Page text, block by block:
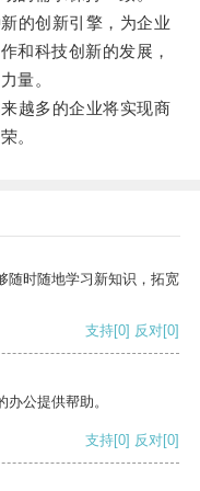
的创新引擎，为企业
和科技创新的发展，
量。
越多的企业将实现商
。
随时随地学习新知识，拓宽
支持[0] 反对[0]
公提供帮助。
支持[0] 反对[0]